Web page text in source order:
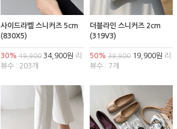
사이드라벨 스니커즈 5cm
(830X5)
30% 49,90034,900원 리
뷰수 : 203개
더블라인 스니커즈 2cm
(319V3)
50% 39,90019,900원 리
뷰수 : 7개